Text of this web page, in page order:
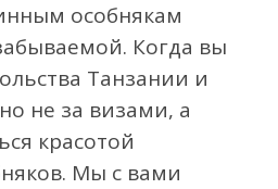
Когда вы
Танзании и
не за визами, а
красотой
Мы с вами